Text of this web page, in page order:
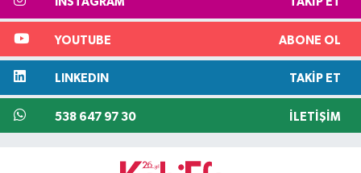
YOUTUBE ABONE OL
LINKEDIN TAKIP ET
538 647 97 30 İLETIŞIM